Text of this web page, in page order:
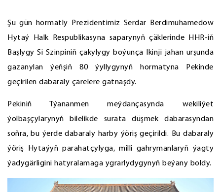
Şu gün hormatly Prezidentimiz Serdar Berdimuhamedow
Hytaý Halk Respublikasyna saparynyň çäklerinde HHR-iň
Başlygy Si Szinpiniň çakylygy boýunça Ikinji jahan urşunda
gazanylan ýeňşiň 80 ýyllygynyň hormatyna Pekinde
geçirilen dabaraly çärelere gatnaşdy.
Pekiniň Týananmen meýdançasynda wekiliýet
ýolbaşçylarynyň bilelikde surata düşmek dabarasyndan
soňra, bu ýerde dabaraly harby ýöriş geçirildi. Bu dabaraly
ýöriş Hytaýyň parahatçylyga, milli gahrymanlaryň ýagty
ýadygärligini hatyralamaga ygrarlydygynyň beýany boldy.